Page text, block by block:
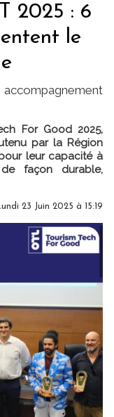
2025 : 6
le
For Good 2025,
par la Région
leur capacité à
façon durable,
23 Juin 2025 à 15:19